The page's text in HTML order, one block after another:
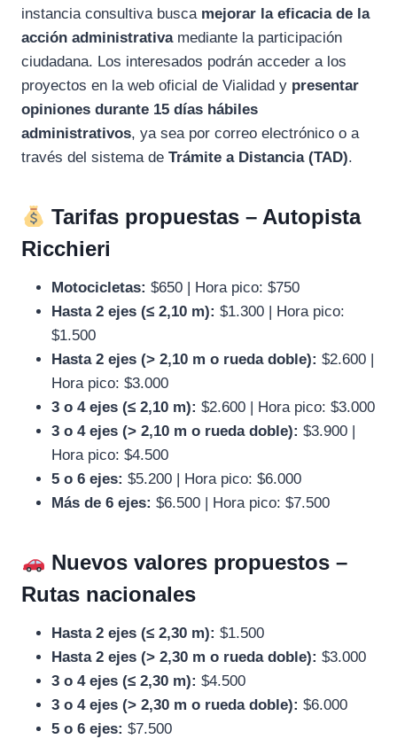
instancia consultiva busca mejorar la eficacia de la
acción administrativamediante la participación
ciudadana. Los interesados podrán acceder a los
proyectos en la web oficial de Vialidad y presentar
opiniones durante 15 días hábiles
administrativos, ya sea por correo electrónico o a
través del sistema de Trámite a Distancia (TAD).
Tarifas propuestas – Autopista
Ricchieri
Motocicletas: $650 | Hora pico: $750
Hasta 2 ejes (≤ 2,10 m): $1.300 | Hora pico:
$1.500
Hasta 2 ejes (> 2,10 m o rueda doble): $2.600 |
Hora pico: $3.000
3 o 4 ejes (≤ 2,10 m): $2.600 | Hora pico: $3.000
3 o 4 ejes (> 2,10 m o rueda doble): $3.900 |
Hora pico: $4.500
5 o 6 ejes: $5.200 | Hora pico: $6.000
Más de 6 ejes: $6.500 | Hora pico: $7.500
Nuevos valores propuestos –
Rutas nacionales
Hasta 2 ejes (≤ 2,30 m): $1.500
Hasta 2 ejes (> 2,30 m o rueda doble): $3.000
3 o 4 ejes (≤ 2,30 m): $4.500
3 o 4 ejes (> 2,30 m o rueda doble): $6.000
5 o 6 ejes: $7.500